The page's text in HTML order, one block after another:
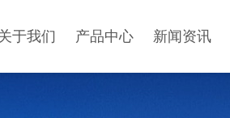
于我们 产品中心 新闻资讯